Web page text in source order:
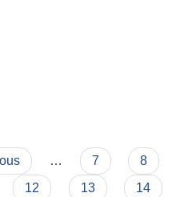
… 7
8
12 13
14